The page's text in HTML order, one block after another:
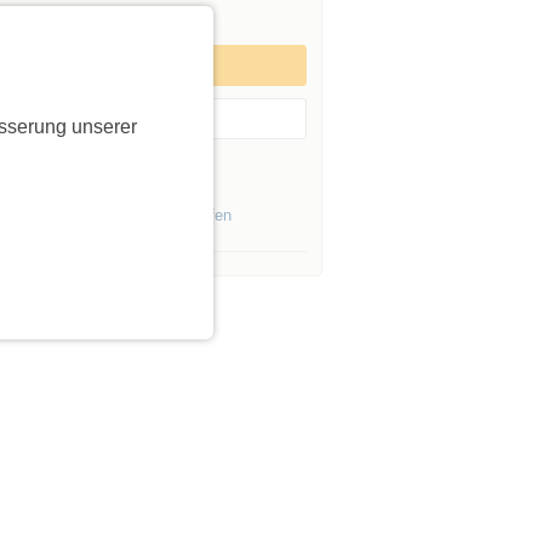
unserer
Event merken
von Initiatoren aus Dorfen